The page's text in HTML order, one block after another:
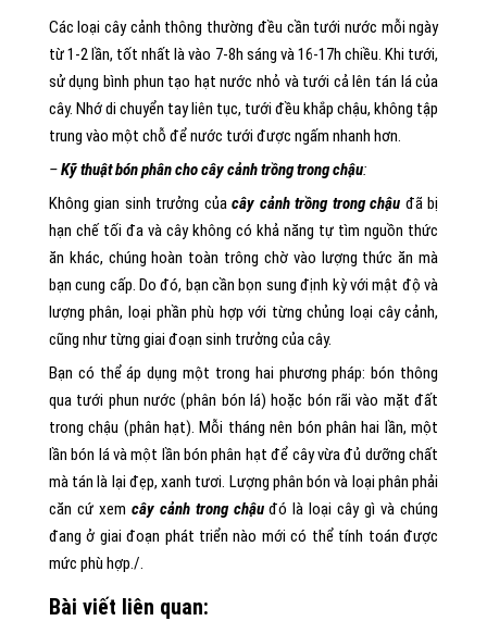
Các loại cây cảnh thông thường đều cần tưới nước mỗi ngày
từ 1-2 lần, tốt nhất là vào 7-8h sáng và 16-17h chiều. Khi tưới,
sử dụng bình phun tạo hạt nước nhỏ và tưới cả lên tán lá của
cây. Nhớ di chuyển tay liên tục, tưới đều khắp chậu, không tập
trung vào một chỗ để nước tưới được ngấm nhanh hơn.
–Kỹ thuật bón phân cho cây cảnh trồng trong chậu:
Không gian sinh trưởng củacây cảnh trồng trong chậu đã bị
hạn chế tối đa và cây không có khả năng tự tìm nguồn thức
ăn khác, chúng hoàn toàn trông chờ vào lượng thức ăn mà
bạn cung cấp. Do đó, bạn cần bọn sung định kỳ với mật độ và
lượng phân, loại phần phù hợp với từng chủng loại cây cảnh,
cũng như từng giai đoạn sinh trưởng của cây.
Bạn có thể áp dụng một trong hai phương pháp: bón thông
qua tưới phun nước (phân bón lá) hoặc bón rãi vào mặt đất
trong chậu (phân hạt). Mỗi tháng nên bón phân hai lần, một
lần bón lá và một lần bón phân hạt để cây vừa đủ dưỡng chất
mà tán là lại đẹp, xanh tươi. Lượng phân bón và loại phân phải
căn cứ xem cây cảnh trong chậuđó là loại cây gì và chúng
đang ở giai đoạn phát triển nào mới có thể tính toán được
mức phù hợp./.
Bài viết liên quan: